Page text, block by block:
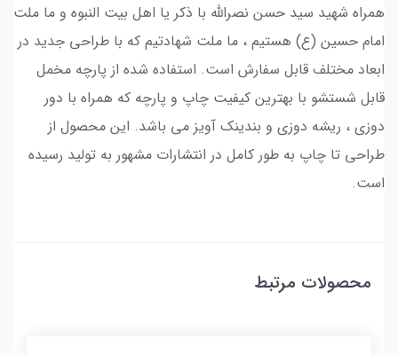
همراه شهید سید حسن نصرالله با ذکر یا اهل بیت النبوه و ما ملت
امام حسین (ع) هستیم ، ما ملت شهادتیم که با طراحی جدید در
ابعاد مختلف قابل سفارش است. استفاده شده از پارچه مخمل
قابل شستشو با بهترین کیفیت چاپ و پارچه که همراه با دور
دوزی ، ریشه دوزی و بندینک آویز می باشد. این محصول از
طراحی تا چاپ به طور کامل در انتشارات مشهور به تولید رسیده
است.
محصولات مرتبط